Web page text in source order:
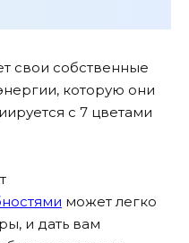
свои собственные
которую они
с 7 цветами
может легко
и дать вам